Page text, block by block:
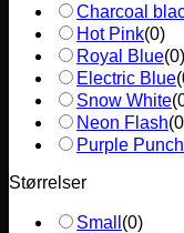
Charcoal
Hot Pink(0)
Royal Blue(0)
Electric Blue(
Snow White(
Neon Flash(0
Purple Punch
Størrelser
Small (0)